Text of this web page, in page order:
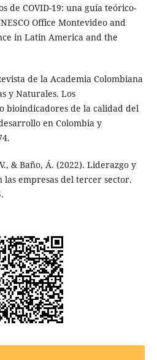
de COVID-19: una guía teórico-
Office Montevideo and
in Latin America and the
de la Academia Colombiana
y Naturales. Los
bioindicadores de la calidad del
en Colombia y
& Baño, Á. (2022). Liderazgo y
empresas del tercer sector.